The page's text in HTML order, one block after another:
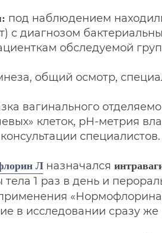
под наблюдением
с диагнозом
обследуемой
общий осмотр,
вагинального
клеток, рН-метрия
специалистов.
Лназначался
1 раз в день и
в исследовании сразу